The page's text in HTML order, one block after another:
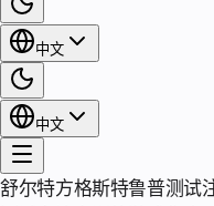
中文
中文
舒尔特方格斯特鲁普测试